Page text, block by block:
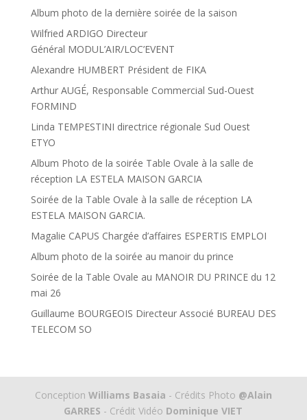
Album photo de la dernière soirée de la saison
Wilfried ARDIGO Directeur
Général MODUL’AIR/LOC’EVENT
Alexandre HUMBERT Président de FIKA
Arthur AUGÉ, Responsable Commercial Sud-Ouest
FORMIND
Linda TEMPESTINI directrice régionale Sud Ouest
ETYO
Album Photo de la soirée Table Ovale à la salle de
réception LA ESTELA MAISON GARCIA
Soirée de la Table Ovale à la salle de réception LA
ESTELA MAISON GARCIA.
Magalie CAPUS Chargée d’affaires ESPERTIS EMPLOI
Album photo de la soirée au manoir du prince
Soirée de la Table Ovale au MANOIR DU PRINCE du 12
mai 26
Guillaume BOURGEOIS Directeur Associé BUREAU DES
TELECOM SO
Conception Williams Basaia - Crédits Photo @Alain
GARRES - Crédit Vidéo Dominique VIET